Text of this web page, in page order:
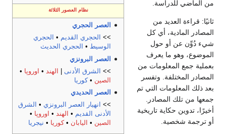
نظام العصور الثلاثة
العصر الحجري
>>
الحجري القديم •
الحجري
الوسيط •
الحجري الحديث
العصر البرونزي
>>
الشرق الأدنى الهند • اوروپا •
الصين •كوريا
العصر الحديدي
>>
انهيار العصر البرونزي •
الشرق
الأدنى القديم • الهند • اوروپا •
الصين • اليابان •كوريا • نيجريا
من الماضي للدراسة.
ثانيًا: قراءة العديد من
المصادر المادية، أي كل
شيء دُوِّن عن أو حول
الموضوع، وهو ما يعرف
بعملية جمع المعلومات من
المصادر المختلفة. وتفسر
بعد ذلك المعلومات التي تم
جمعها من تلك المصادر.
أخيرًا، تدوين حكاية تاريخية
أو ترجمة شخصية.